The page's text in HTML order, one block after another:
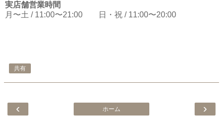
実店舗営業時間
月〜土 / 11:00〜21:00 日・祝 / 11:00〜20:00
共有
‹ ›
ホーム